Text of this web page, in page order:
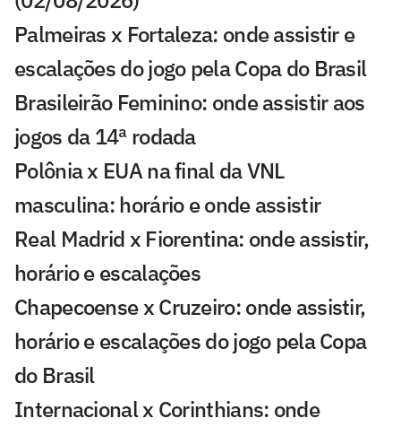
Palmeiras x Fortaleza: onde assistir e
escalações do jogo pela Copa do Brasil
Brasileirão Feminino: onde assistir aos
jogos da 14ª rodada
Polônia x EUA na final da VNL
masculina: horário e onde assistir
Real Madrid x Fiorentina: onde assistir,
horário e escalações
Chapecoense x Cruzeiro: onde assistir,
horário e escalações do jogo pela Copa
do Brasil
Internacional x Corinthians: onde